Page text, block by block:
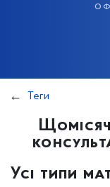
Теги
Усі типи